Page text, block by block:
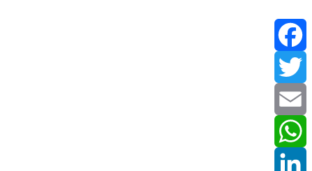
Facebook
Twitter
Email
WhatsApp